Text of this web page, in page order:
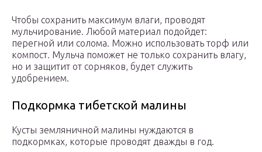
Чтобы сохранить максимум влаги, проводят
мульчирование. Любой материал подойдет:
перегной или солома. Можно использовать торф или
компост. Мульча поможет не только сохранить влагу,
но и защитит от сорняков, будет служить
удобрением.
Подкормка тибетской малины
Кусты земляничной малины нуждаются в
подкормках, которые проводят дважды в год.